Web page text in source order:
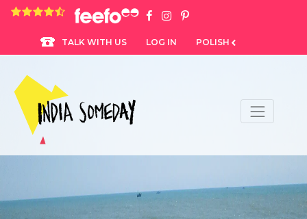
4.8 rating based on 1,234 ratings
TALK WITH US LOG IN POLISH